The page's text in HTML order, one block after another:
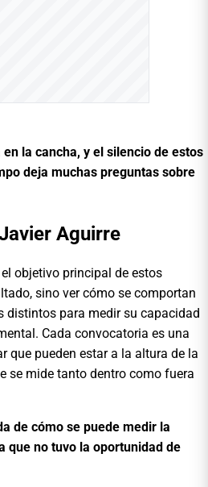
la cancha, y el silencio de estos
deja muchas preguntas sobre
Aguirre
objetivo principal de estos
sino ver cómo se comportan
distintos para medir su capacidad
Cada convocatoria es una
que pueden estar a la altura de la
se mide tanto dentro como fuera
de cómo se puede medir la
que no tuvo la oportunidad de